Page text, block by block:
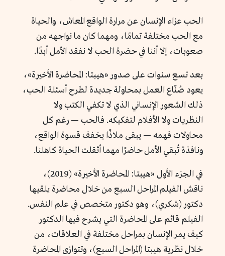
الحب عزاء الإنسان عن مرارة الواقع المعاش، والحياة
مع الحب مختلفة تمامًا، ومهما كان ما نواجهه من
صعوبات، إلا أننا في حضرة الحب لا نفقد الأمل أبدًا.
بعد تسع سنوات على صدور «هيبتا: المحاضرة الأخيرة»،
يعود صُنّاع العمل بمحاولة جديدة لطرح أسئلة الحب،
ذلك الشعور الإنساني الذي لا تكفي الكتب ولا
النظريات ولا الأفلام لتفكيكه. فالحب — رغم كل
محاولات فهمه — يبقى ملاذًا يخفف قسوة الواقع،
ونافذة تُبقي الأمل حاضرًا مهما أثقلت الحياة كاهلنا.
في الجزء الأول «هيبتا: المحاضرة الأخيرة» (2019)،
ناقش الفيلم المراحل السبع من خلال محاضرة يلقيها
دكتور (شكري)، وهو دكتور متخصص في علم النفس.
الفيلم قائم على المحاضرة التي يشرح فيها الدكتور
كيف يمر الإنسان بمراحل مختلفة في العلاقات، من
خلال نظرية هيبتا (المراحل السبع)، وتتوازى المحاضرة